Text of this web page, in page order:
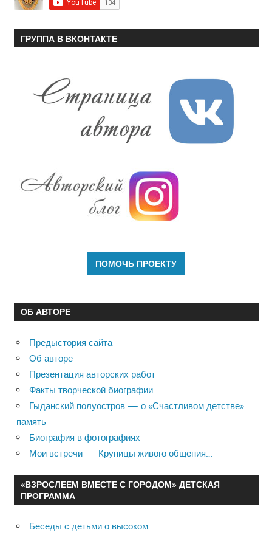
ГРУППА В ВКОНТАКТЕ
ОБ АВТОРЕ
Предыстория сайта
Об авторе
Презентация авторских работ
Факты творческой биографии
Гыданский полуостров — о «Счастливом детстве»
память
Биография в фотографиях
Мои встречи — Крупицы живого общения…
«ВЗРОСЛЕЕМ ВМЕСТЕ С ГОРОДОМ» ДЕТСКАЯ
ПРОГРАММА
Беседы с детьми о высоком